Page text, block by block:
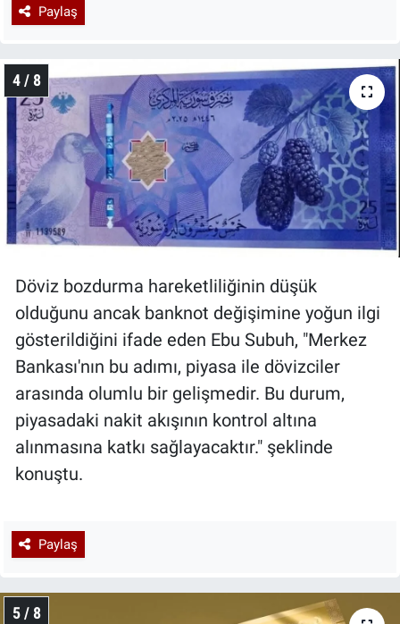
Paylaş
4 / 8
Döviz bozdurma hareketliliğinin düşük
olduğunu ancak banknot değişimine yoğun ilgi
gösterildiğini ifade eden Ebu Subuh, "Merkez
Bankası'nın bu adımı, piyasa ile dövizciler
arasında olumlu bir gelişmedir. Bu durum,
piyasadaki nakit akışının kontrol altına
alınmasına katkı sağlayacaktır." şeklinde
konuştu.
Paylaş
5 / 8